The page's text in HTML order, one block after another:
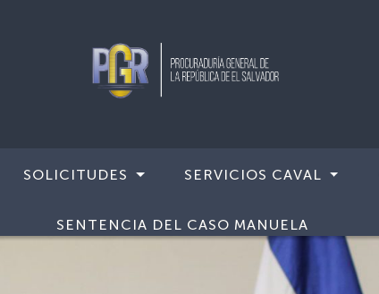
SOLICITUDES SERVICIOS CAVAL
SENTENCIA DEL CASO MANUELA